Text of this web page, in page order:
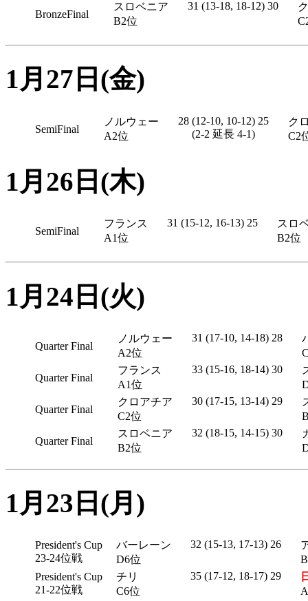
BronzeFinal
スロベニア
B2位
31 (13-18, 18-12) 30
1月27日(金)
SemiFinal
ノルウェー
A2位
28 (12-10, 10-12) 25
(2-2 延長 4-1)
ク
C2
1月26日(木)
SemiFinal
フランス
A1位
31 (15-12, 16-13) 25
スロ
B2位
1月24日(火)
Quarter Final
ノルウェー
A2位
31 (17-10, 14-18) 28
Quarter Final
フランス
A1位
33 (15-16, 18-14) 30
Quarter Final
クロアチア
C2位
30 (17-15, 13-14) 29
Quarter Final
スロベニア
B2位
32 (18-15, 14-15) 30
1月23日(月)
President's Cup
23-24位戦
バーレーン
D6位
32 (15-13, 17-13) 26
President's Cup
21-22位戦
チリ
C6位
35 (17-12, 18-17) 29